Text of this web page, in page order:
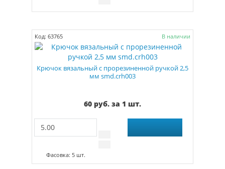
Код: 63765 В наличии
Крючок вязальный с прорезиненной ручкой 2,5
мм smd.crh003
60 руб. за 1 шт.
Фасовка: 5 шт.